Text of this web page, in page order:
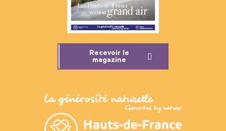
Recevoir le
magazine